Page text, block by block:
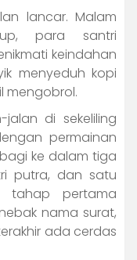
lancar. Malam
para santri
keindahan
menyeduh kopi
mengobrol.
jalan di sekeliling
permainan
ke dalam tiga
putra, dan satu
tahap pertama
nama surat,
ada cerdas